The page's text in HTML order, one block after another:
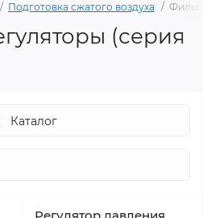
Подготовка сжатого воздуха
(серия
Каталог